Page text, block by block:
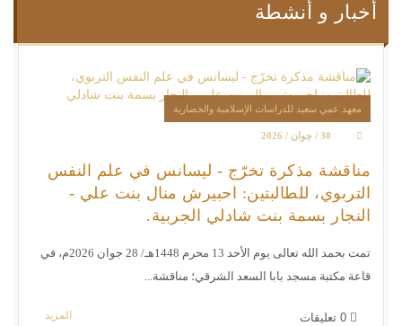
أخبار و أنشطة
معهد عمي سعيد للدراسات الإسلامية والحضارية
مناقشة مذكرة تخرّج - ليسانس في علم النفس
التربوي، للطالبتين: احبيرش منال بنت علي -
النجار بسمة بنت شادلي الجربية.
تمت بحمد الله تعالى يوم الأحد 13 محرم 1448هـ/ 28 جوان 2026م، في
قاعة مكتبة مسجد بابا السعد الشرقي؛ مناقشة...
المزيد 0 تعليقات